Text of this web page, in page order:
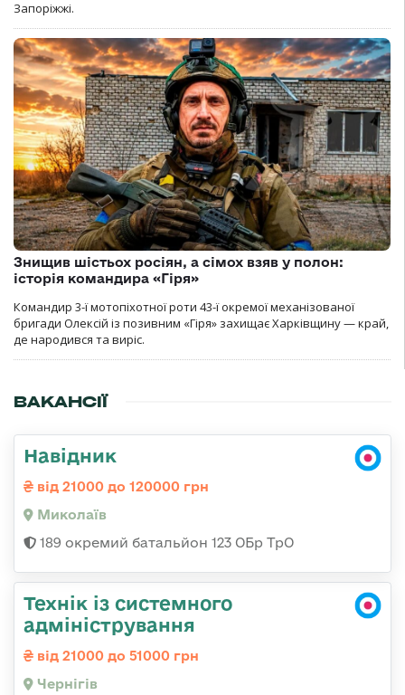
Запоріжжі.
Знищив шістьох росіян, а сімох взяв у полон:
історія командира «Гіря»
Командир 3-ї мотопіхотної роти 43-ї окремої механізованої
бригади Олексій із позивним «Гіря» захищає Харківщину — край,
де народився та виріс.
ВАКАНСІЇ
Навідник
від 21000 до 120000 грн
Миколаїв
189 окремий батальйон 123 ОБр ТрО
Технік із системного
адміністрування
від 21000 до 51000 грн
Чернігів